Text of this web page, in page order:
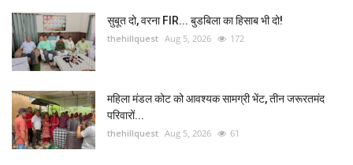
सुबूत दो, वरना FIR... बुडबिला का हिसाब भी दो!
thehillquest Aug 5, 2026 172
महिला मंडल कोट को आवश्यक सामग्री भेंट, तीन जरूरतमंद
परिवारों...
thehillquest Aug 5, 2026 61